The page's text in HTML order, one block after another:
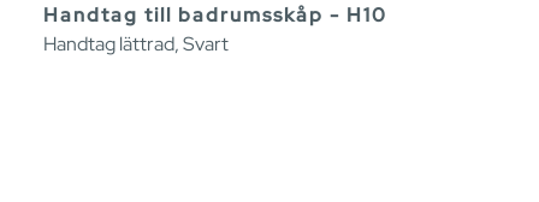
Handtag till badrumsskåp - H10
Handtag lättrad, Svart